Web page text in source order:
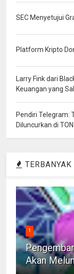
SEC Menyetujui
Platform Kripto
Larry Fink dari
Keuangan yang
Pendiri Telegram:
Diluncurkan di TON
1
Akan